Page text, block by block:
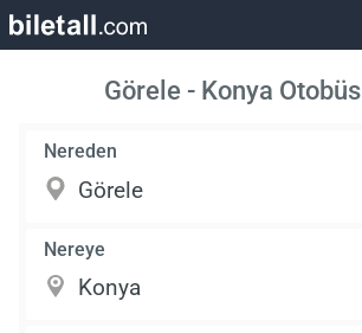
Görele - Konya
Nereden
Nereye